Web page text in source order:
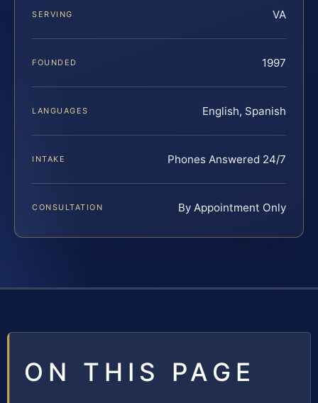
SERVING VA
FOUNDED 1997
LANGUAGES English, Spanish
INTAKE Phones Answered 24/7
CONSULTATION By Appointment Only
ON THIS PAGE